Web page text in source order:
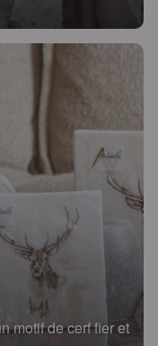
motif de cerf fier et